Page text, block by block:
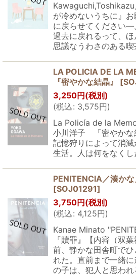
が冷めないうちに』
に戻らせてください―
過去に戻れるって、
思議なうわさのある
LA POLICIA DE LA
『密やかな結晶』
[
3,250円 (税別)
(税込: 3,575円)
La Policía de la
小川洋子 「密やかな
記憶狩りによって消
生活。人は何をなく
PENITENCIA／湊かな
[SOJ01291]
3,750円 (税別)
(税込: 4,125円)
Kanae Minato
『贖罪』【内容（双
前、静かな田舎町で
れた。直前まで一緒
の子は、犯人と思わ